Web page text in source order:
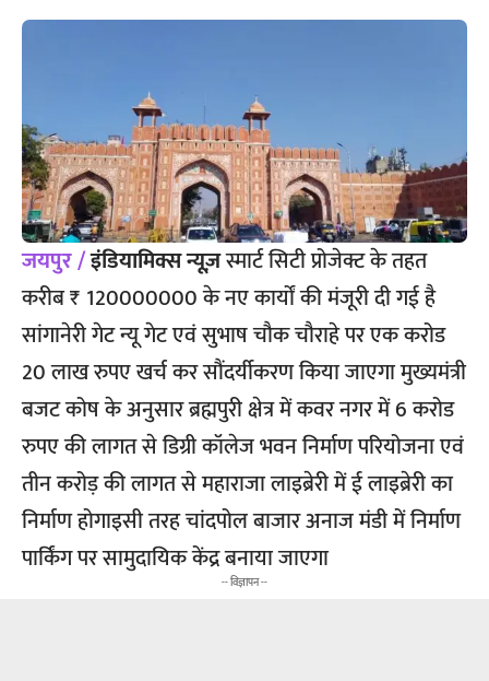
जयपुर /इंडियामिक्स न्यूज़स्मार्ट सिटी प्रोजेक्ट के तहत
करीब ₹ 120000000 के नए कार्यों की मंजूरी दी गई है
सांगानेरी गेट न्यू गेट एवं सुभाष चौक चौराहे पर एक करोड
20 लाख रुपए खर्च कर सौंदर्यीकरण किया जाएगा मुख्यमंत्री
बजट कोष के अनुसार ब्रह्मपुरी क्षेत्र में कवर नगर में 6 करोड
रुपए की लागत से डिग्री कॉलेज भवन निर्माण परियोजना एवं
तीन करोड़ की लागत से महाराजा लाइब्रेरी में ई लाइब्रेरी का
निर्माण होगाइसी तरह चांदपोल बाजार अनाज मंडी में निर्माण
पार्किंग पर सामुदायिक केंद्र बनाया जाएगा
-- विज्ञापन --